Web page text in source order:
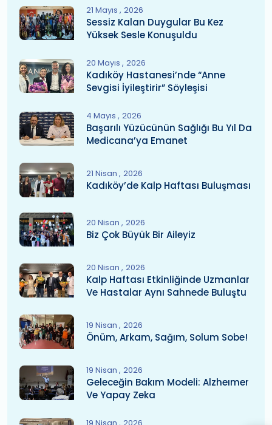
21 Mayıs 2026
Sessiz Kalan Duygular Bu Kez
Yüksek Sesle Konuşuldu
20 Mayıs 2026
Kadıköy Hastanesi’nde “Anne
Sevgisi İyileştirir” Söyleşisi
4 Mayıs 2026
Başarılı Yüzücünün Sağlığı Bu Yıl Da
Medicana’ya Emanet
21 Nisan 2026
Kadıköy’de Kalp Haftası Buluşması
20 Nisan 2026
Biz Çok Büyük Bir Aileyiz
20 Nisan 2026
Kalp Haftası Etkinliğinde Uzmanlar
Ve Hastalar Aynı Sahnede Buluştu
19 Nisan 2026
Önüm, Arkam, Sağım, Solum Sobe!
19 Nisan 2026
Geleceğin Bakım Modeli: Alzheımer
Ve Yapay Zeka
19 Nisan 2026